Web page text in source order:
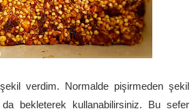
şekil verdim. Normalde pişirmeden şekil
da bekleterek kullanabilirsiniz. Bu sefer